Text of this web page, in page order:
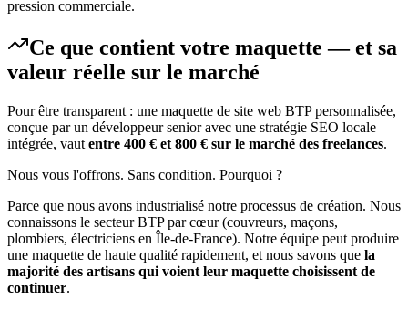
pression commerciale.
Ce que contient votre maquette — et sa
valeur réelle sur le marché
Pour être transparent : une maquette de site web BTP personnalisée,
conçue par un développeur senior avec une stratégie SEO locale
intégrée, vaut entre 400 € et 800 € sur le marché des freelances.
Nous vous l'offrons. Sans condition. Pourquoi ?
Parce que nous avons industrialisé notre processus de création. Nous
connaissons le secteur BTP par cœur (couvreurs, maçons,
plombiers, électriciens en Île-de-France). Notre équipe peut produire
une maquette de haute qualité rapidement, et nous savons que la
majorité des artisans qui voient leur maquette choisissent de
continuer.